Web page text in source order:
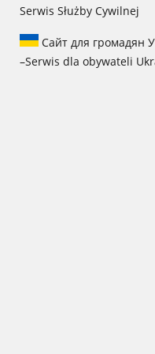
Serwis Służby Cywilnej
Сайт для громадян
–Serwis dla obywateli